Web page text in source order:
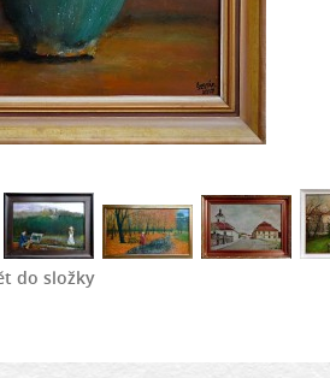
do složky